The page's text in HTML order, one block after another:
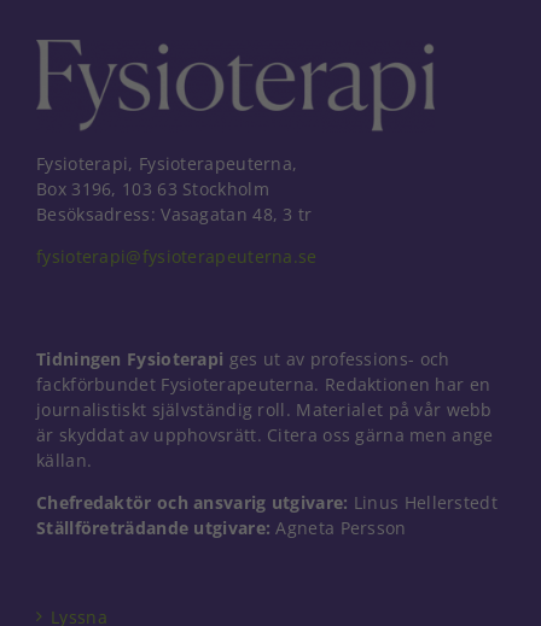
Fysioterapi, Fysioterapeuterna,
Box 3196, 103 63 Stockholm
Besöksadress: Vasagatan 48, 3 tr
fysioterapi@fysioterapeuterna.se
Tidningen Fysioterapi ges ut av professions- och
fackförbundet Fysioterapeuterna. Redaktionen har en
journalistiskt självständig roll. Materialet på vår webb
är skyddat av upphovsrätt. Citera oss gärna men ange
källan.
Chefredaktör och ansvarig utgivare: Linus Hellerstedt
Ställföreträdande utgivare: Agneta Persson
Lyssna
Nödvändiga